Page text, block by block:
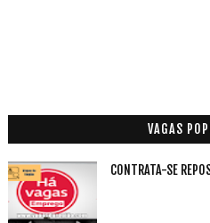
VAGAS
CONTRATA-SE